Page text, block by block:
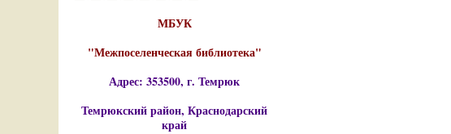
МБУК
"Межпоселенческая библиотека"
Адрес: 353500, г. Темрюк
Темрюкский район, Краснодарский
край